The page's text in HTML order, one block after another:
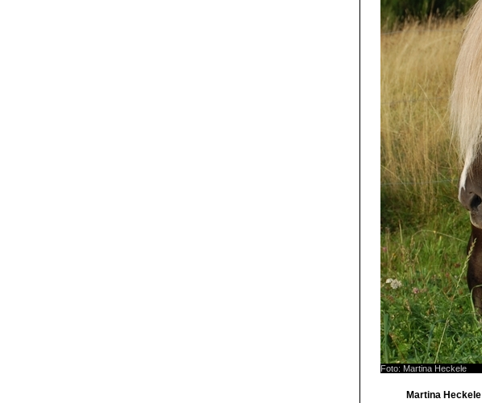
Foto: Martina Heckele
Martina Heckele